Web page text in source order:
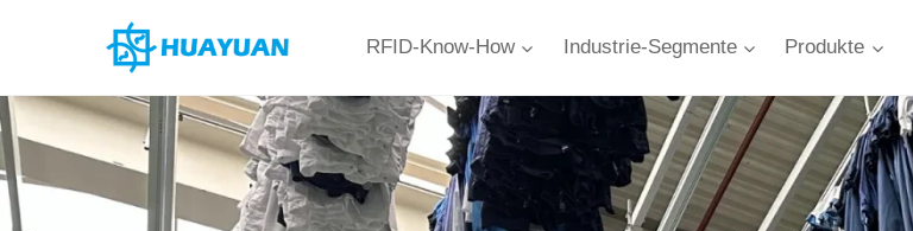
RFID-Know-How Industrie-Segmente Produkte